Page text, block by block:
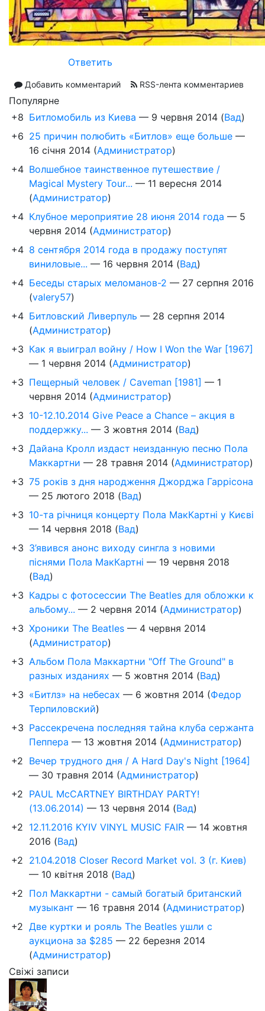
Ответить
Добавить комментарий RSS-лента комментариев
Популярне
+8 Битломобиль из Киева — 9 червня 2014 (Вад)
+6 25 причин полюбить «Битлов» еще больше —
16 січня 2014 (Администратор)
+4 Волшебное таинственное путешествие /
Magical Mystery Tour... — 11 вересня 2014
(Администратор)
+4 Клубное мероприятие 28 июня 2014 года — 5
червня 2014 (Администратор)
+4 8 сентября 2014 года в продажу поступят
виниловые... — 16 червня 2014 (Вад)
+4 Беседы старых меломанов-2 — 27 серпня 2016
(valery57)
+4 Битловский Ливерпуль — 28 серпня 2014
(Администратор)
+3 Как я выиграл войну / How I Won the War [1967]
— 1 червня 2014 (Администратор)
+3 Пещерный человек / Caveman [1981] — 1
червня 2014 (Администратор)
+3 10-12.10.2014 Give Peace a Chance – акция в
поддержку... — 3 жовтня 2014 (Вад)
+3 Дайана Кролл издаст неизданную песню Пола
Маккартни — 28 травня 2014 (Администратор)
+3 75 років з дня народження Джорджа Гаррісона
— 25 лютого 2018 (Вад)
+3 10-та річниця концерту Пола МакКартні у Києві
— 14 червня 2018 (Вад)
+3 З’явився анонс виходу сингла з новими
піснями Пола МакКартні — 19 червня 2018
(Вад)
+3 Кадры с фотосессии The Beatles для обложки к
альбому... — 2 червня 2014 (Администратор)
+3 Хроники The Beatles — 4 червня 2014
(Администратор)
+3 Альбом Пола Маккартни "Off The Ground" в
разных изданиях — 5 жовтня 2014 (Вад)
+3 «Битлз» на небесах — 6 жовтня 2014 (Федор
Терпиловский)
+3 Рассекречена последняя тайна клуба сержанта
Пеппера — 13 жовтня 2014 (Администратор)
+2 Вечер трудного дня / A Hard Day's Night [1964]
— 30 травня 2014 (Администратор)
+2 PAUL McCARTNEY BIRTHDAY PARTY!
(13.06.2014) — 13 червня 2014 (Вад)
+2 12.11.2016 KYIV VINYL MUSIC FAIR — 14 жовтня
2016 (Вад)
+2 21.04.2018 Closer Record Market vol. 3 (г. Киев)
— 10 квітня 2018 (Вад)
+2 Пол Маккартни - самый богатый британский
музыкант — 16 травня 2014 (Администратор)
+2 Две куртки и рояль The Beatles ушли с
аукциона за $285 — 22 березня 2014
(Администратор)
Свіжі записи